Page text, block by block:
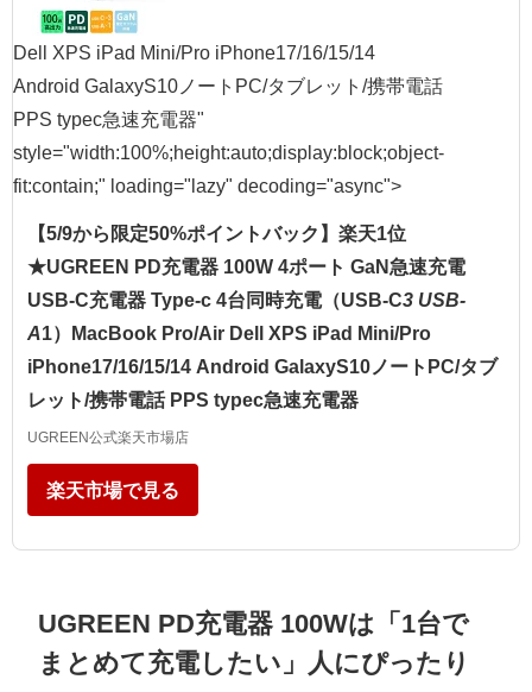
Dell XPS iPad Mini/Pro iPhone17/16/15/14
Android GalaxyS10ノートPC/タブレット/携帯電話
PPS typec急速充電器"
style="width:100%;height:auto;display:block;object-
fit:contain;" loading="lazy" decoding="async">
【5/9から限定50%ポイントバック】楽天1位
★UGREEN PD充電器 100W 4ポート GaN急速充電
USB-C充電器 Type-c 4台同時充電（USB-C3 USB-
A1）MacBook Pro/Air Dell XPS iPad Mini/Pro
iPhone17/16/15/14 Android GalaxyS10ノートPC/タブ
レット/携帯電話 PPS typec急速充電器
UGREEN公式楽天市場店
楽天市場で見る
UGREEN PD充電器 100Wは「1台で
まとめて充電したい」人にぴったり